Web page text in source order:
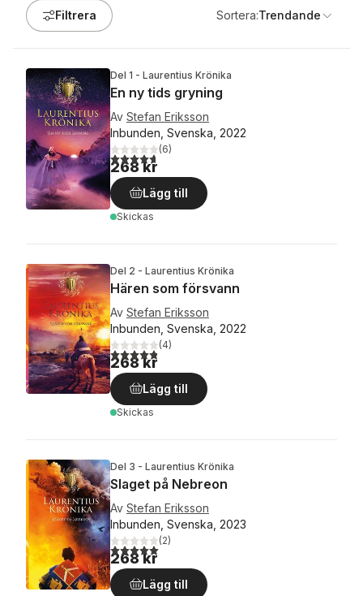
Filtrera Sortera:Trendande
Del 1 - Laurentius Krönika
En ny tids gryning
Av Stefan Eriksson
Inbunden, Svenska, 2022
4,7utav 5 stjärnor. Totalt antal röster:
(6)
268 kr
Lägg till
Skickas
Del 2 - Laurentius Krönika
Hären som försvann
Av Stefan Eriksson
Inbunden, Svenska, 2022
4,8utav 5 stjärnor. Totalt antal röster:
(4)
268 kr
Lägg till
Skickas
Del 3 - Laurentius Krönika
Slaget på Nebreon
Av Stefan Eriksson
Inbunden, Svenska, 2023
5,0utav 5 stjärnor. Totalt antal röster:
(2)
268 kr
Lägg till